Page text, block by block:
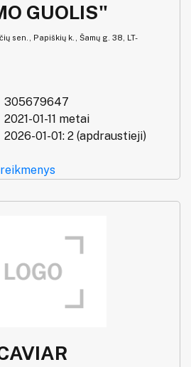
GUOLIS"
sen., Papiškių k., Šamų g. 38, LT-
305679647
2021-01-11 metai
2026-01-01: 2 (apdraustieji)